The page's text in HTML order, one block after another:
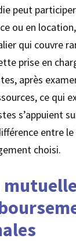
peut
ou en
qui couvre
prise en
après
ce qui
s’appuient
entre
choisi.